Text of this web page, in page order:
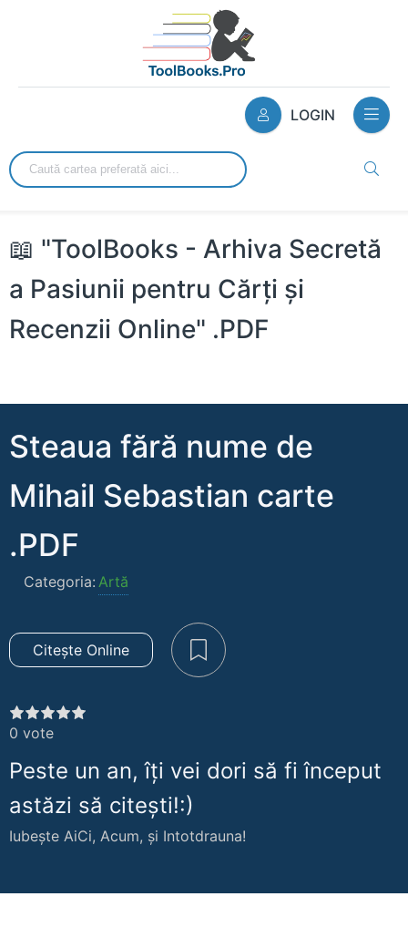
LOGIN
📖 "ToolBooks - Arhiva Secretă
a Pasiunii pentru Cărți și
Recenzii Online" .PDF
Steaua fără nume de
Mihail Sebastian carte
.PDF
Categoria: Artă
Citește Online
0 vote
Peste un an, îți vei dori să fi început
astăzi să citești!:)
Iubește AiCi, Acum, și Intotdrauna!